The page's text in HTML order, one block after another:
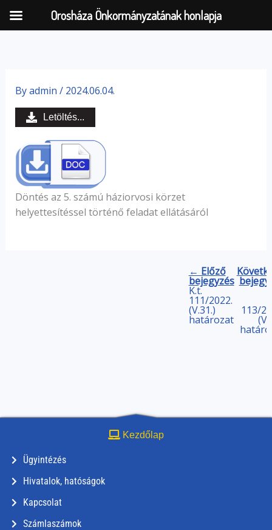
content
Byadmin / 2024.06.04.
Döntés az 5. számú háziorvosi körzet
helyettesítéssel történő feladat ellátásáról
Letöltés...
← Előző
bejegyzés
K.t.
111/2022.
(V.31.)
határozat
113/
Kezdőlap
Ügyintézés
Hivatalok, hatóságok
Kapcsolat
Számlaszámok
Orosháza Önkormányzatának honlapja